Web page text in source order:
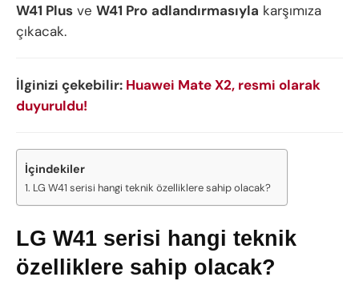
W41 Plus ve W41 Pro adlandırmasıyla karşımıza
çıkacak.
İlginizi çekebilir: Huawei Mate X2, resmi olarak
duyuruldu!
İçindekiler
LG W41 serisi hangi teknik özelliklere sahip olacak?
LG W41 serisi hangi teknik
özelliklere sahip olacak?